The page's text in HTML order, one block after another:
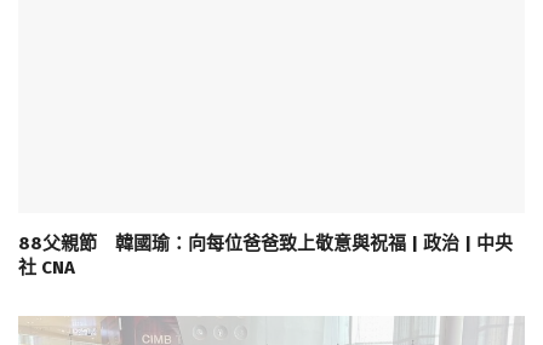
88父親節 韓國瑜：向每位爸爸致上敬意與祝福 | 政治 | 中央
社 CNA